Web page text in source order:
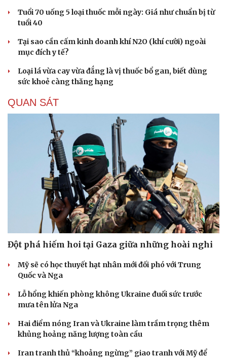
Tư vấn
Săn Tour
Câu chuyện thời sự
Kể chuyện cho bé
Tuổi 70 uống 5 loại thuốc mỗi ngày: Giá như chuẩn bị từ
tuổi 40
Tại sao cần cấm kinh doanh khí N2O (khí cười) ngoài
mục đích y tế?
Loại lá vừa cay vừa đắng là vị thuốc bổ gan, biết dùng
sức khoẻ càng thăng hạng
QUAN SÁT
Đột phá hiếm hoi tại Gaza giữa những hoài nghi
Mỹ sẽ có học thuyết hạt nhân mới đối phó với Trung
Quốc và Nga
Lỗ hổng khiến phòng không Ukraine đuối sức trước
mưa tên lửa Nga
Hai điểm nóng Iran và Ukraine làm trầm trọng thêm
khủng hoảng năng lượng toàn cầu
Iran tranh thủ “khoảng ngừng” giao tranh với Mỹ để